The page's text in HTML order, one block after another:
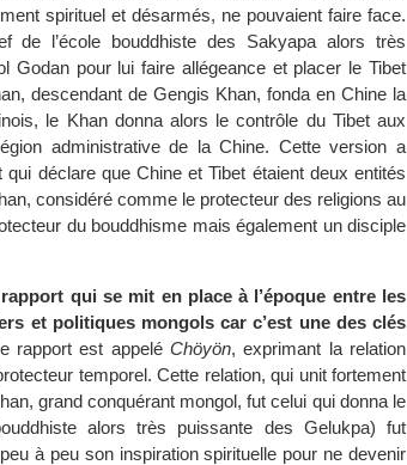
spirituel et désarmés, ne pouvaient faire face.
de l’école bouddhiste des Sakyapa alors très
Godan pour lui faire allégeance et placer le Tibet
descendant de Gengis Khan, fonda en Chine la
le Khan donna alors le contrôle du Tibet aux
administrative de la Chine. Cette version a
déclare que Chine et Tibet étaient deux entités
considéré comme le protecteur des religions au
du bouddhisme mais également un disciple
qui se mit en place à l’époque entre les
et politiques mongols car c’est une des clés
rapport est appeléChöyön, exprimant la relation
temporel. Cette relation, qui unit fortement
grand conquérant mongol, fut celui qui donna le
alors très puissante des Gelukpa) fut
à peu son inspiration spirituelle pour ne devenir